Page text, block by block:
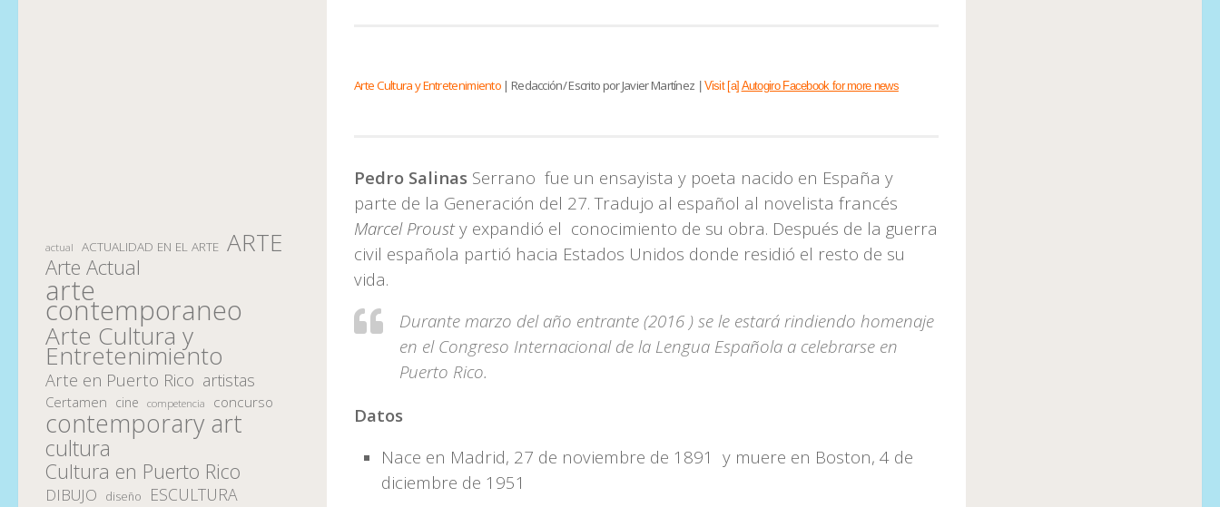
Arte Cultura y Entretenimiento | Redacción/ Escrito por Javier Martínez |Visit [a] Autogiro Facebook for more news
Pedro Salinas Serrano fue un ensayista y poeta nacido en España y
parte de la Generación del 27. Tradujo al español al novelista francés
Marcel Prousty expandió el conocimiento de su obra. Después de la guerra
civil española partió hacia Estados Unidos donde residió el resto de su
vida.
Durante marzo del año entrante (2016 ) se le estará rindiendo homenaje
en el Congreso Internacional de la Lengua Española a celebrarse en
Puerto Rico.
Datos
Nace en Madrid, 27 de noviembre de 1891 y muere en Boston, 4 de
diciembre de 1951
actual ACTUALIDAD EN EL ARTE ARTE
Arte Actual
arte
contemporaneo
Arte Cultura y
Entretenimiento
Arte en Puerto Rico artistas
Certamen cine competencia concurso
contemporary art
cultura
Cultura en Puerto Rico
DIBUJO diseño ESCULTURA